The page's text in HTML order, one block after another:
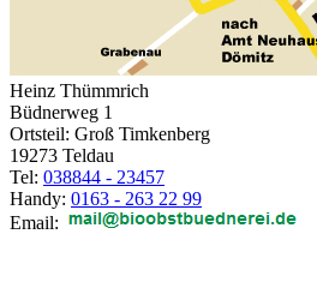
Heinz Thümmrich
Büdnerweg 1
Ortsteil: Groß Timkenberg
19273 Teldau
Tel: 038844 - 23457
Handy: 0163 - 263 22 99
Email: